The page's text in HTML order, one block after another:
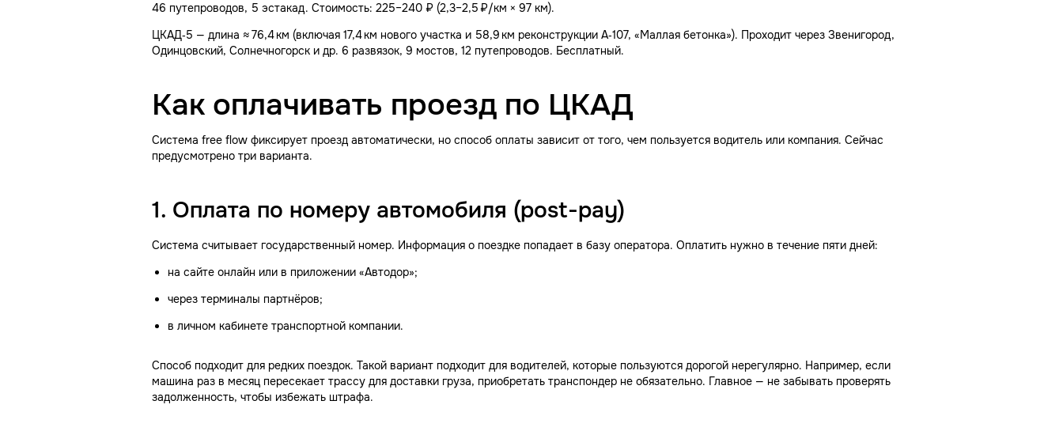
46 путепроводов, 5 эстакад. Стоимость: 225–240 ₽ (2,3–2,5 ₽/км × 97 км).
ЦКАД‑5 — длина ≈ 76,4 км (включая 17,4 км нового участка и 58,9 км реконструкции А‑107, «Маллая бетонка»). Проходит через Звенигород,
Одинцовский, Солнечногорск и др. 6 развязок, 9 мостов, 12 путепроводов. Бесплатный.
Как оплачивать проезд по ЦКАД
Система free flow фиксирует проезд автоматически, но способ оплаты зависит от того, чем пользуется водитель или компания. Сейчас
предусмотрено три варианта.
1. Оплата по номеру автомобиля (post-pay)
Система считывает государственный номер. Информация о поездке попадает в базу оператора. Оплатить нужно в течение пяти дней:
на сайте онлайн или в приложении «Автодор»;
через терминалы партнёров;
в личном кабинете транспортной компании.
Способ подходит для редких поездок. Такой вариант подходит для водителей, которые пользуются дорогой нерегулярно. Например, если
машина раз в месяц пересекает трассу для доставки груза, приобретать транспондер не обязательно. Главное — не забывать проверять
задолженность, чтобы избежать штрафа.